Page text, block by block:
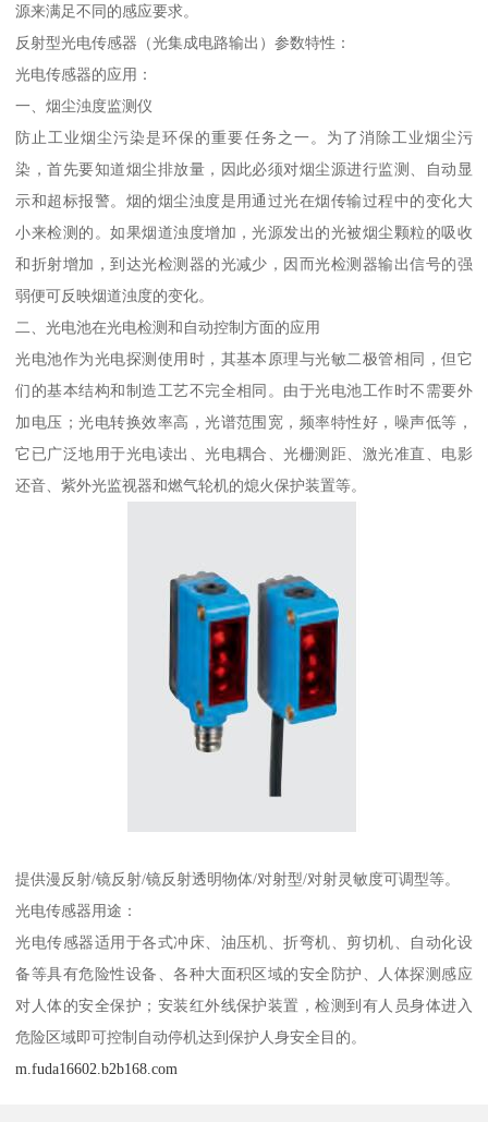
源来满足不同的感应要求。
反射型光电传感器（光集成电路输出）参数特性：
光电传感器的应用：
一、烟尘浊度监测仪
防止工业烟尘污染是环保的重要任务之一。为了消除工业烟尘污
染，首先要知道烟尘排放量，因此必须对烟尘源进行监测、自动显
示和超标报警。烟的烟尘浊度是用通过光在烟传输过程中的变化大
小来检测的。如果烟道浊度增加，光源发出的光被烟尘颗粒的吸收
和折射增加，到达光检测器的光减少，因而光检测器输出信号的强
弱便可反映烟道浊度的变化。
二、光电池在光电检测和自动控制方面的应用
光电池作为光电探测使用时，其基本原理与光敏二极管相同，但它
们的基本结构和制造工艺不完全相同。由于光电池工作时不需要外
加电压；光电转换效率高，光谱范围宽，频率特性好，噪声低等，
它已广泛地用于光电读出、光电耦合、光栅测距、激光准直、电影
还音、紫外光监视器和燃气轮机的熄火保护装置等。
提供漫反射/镜反射/镜反射透明物体/对射型/对射灵敏度可调型等。
光电传感器用途：
光电传感器适用于各式冲床、油压机、折弯机、剪切机、自动化设
备等具有危险性设备、各种大面积区域的安全防护、人体探测感应
对人体的安全保护；安装红外线保护装置，检测到有人员身体进入
危险区域即可控制自动停机达到保护人身安全目的。
m.fuda16602.b2b168.com